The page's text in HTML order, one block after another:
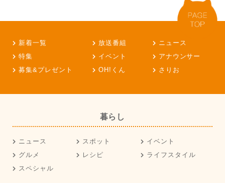
新着一覧 放送番組
ニュース
特集
イベント
アナウンサー
募集&プレゼント
OH!くん さりお
暮らし
ニュース スポット
イベント
グルメ
レシピ
ライフスタイル
スペシャル